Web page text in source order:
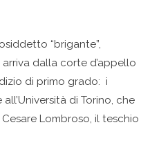
“brigante”,
dalla corte d’appello
di primo grado: i
di Torino, che
Lombroso, il teschio